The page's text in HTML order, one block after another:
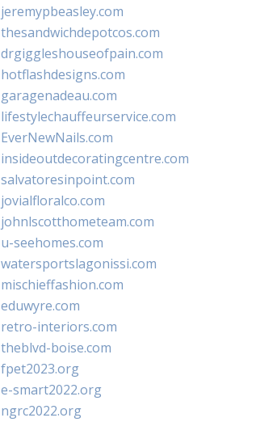
jeremypbeasley.com
thesandwichdepotcos.com
drgiggleshouseofpain.com
hotflashdesigns.com
garagenadeau.com
lifestylechauffeurservice.com
EverNewNails.com
insideoutdecoratingcentre.com
salvatoresinpoint.com
jovialfloralco.com
johnlscotthometeam.com
u-seehomes.com
watersportslagonissi.com
mischieffashion.com
eduwyre.com
retro-interiors.com
theblvd-boise.com
fpet2023.org
e-smart2022.org
ngrc2022.org